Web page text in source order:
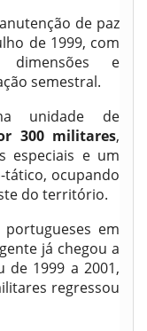
de paz
de 1999, com
dimensões e
semestral.
unidade de
300 militares,
especiais e um
ocupando
do território.
em
já chegou a
de 1999 a 2001,
regressou